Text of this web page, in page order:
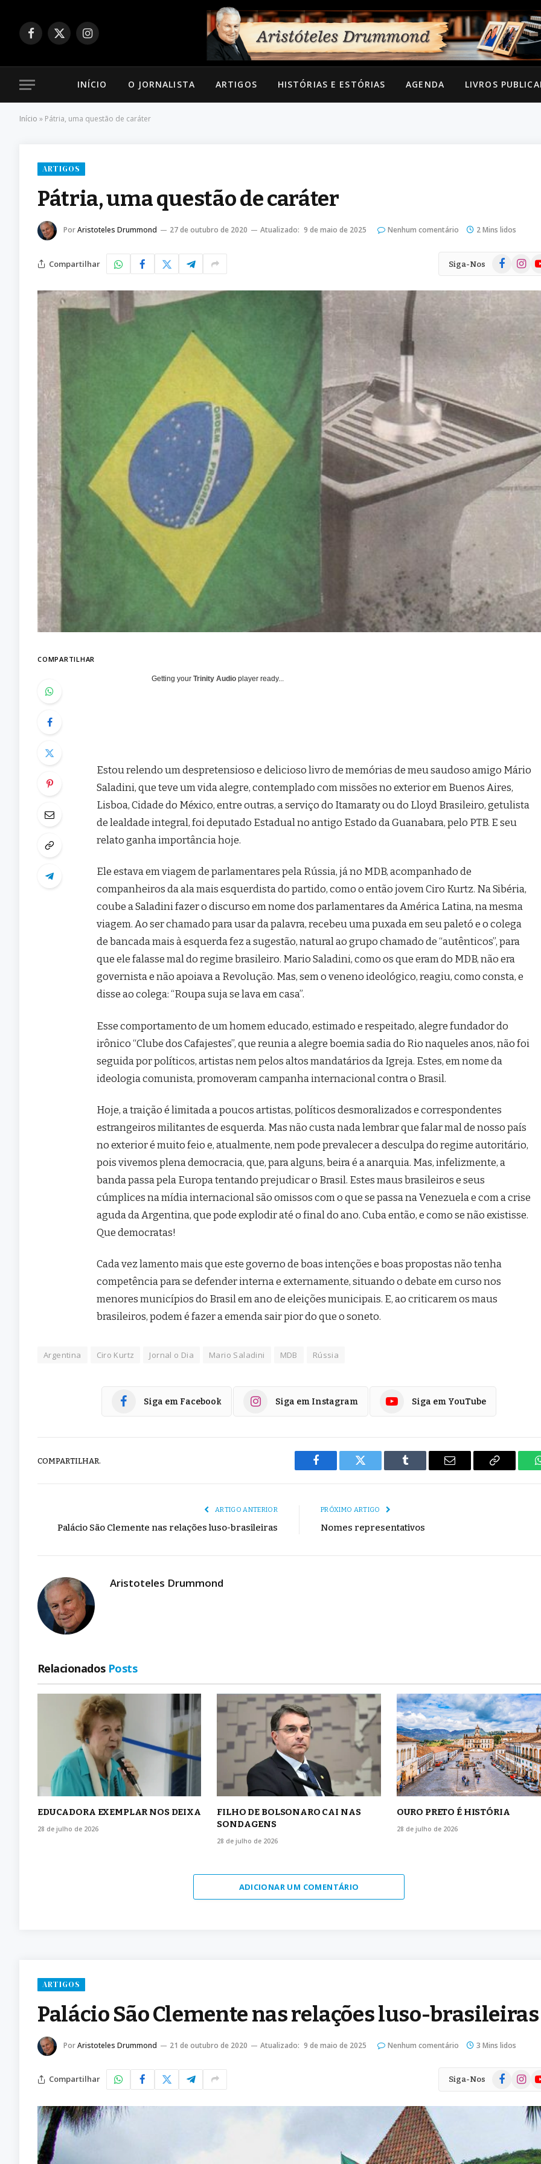
Facebook
X
Instagram
INÍCIO O JORNALISTA ARTIGOS HISTÓRIAS E ESTÓRIAS AGENDA LIVROS
Início » Pátria, uma questão de caráter
ARTIGOS
Pátria, uma questão de caráter
PorAristoteles Drummond 27 de outubro de 2020 Atualizado: 9 de maio de 2025 Nenhum comentário 2 Mins lidos
Compartilhar Siga-Nos Facebook
COMPARTILHAR
Getting yourTrinity Audio player ready...
Estou relendo um despretensioso e delicioso livro de memórias de meu saudoso amigo Mário
Saladini, que teve um vida alegre, contemplado com missões no exterior em Buenos Aires,
Lisboa, Cidade do México, entre outras, a serviço do Itamaraty ou do Lloyd Brasileiro, getulista
de lealdade integral, foi deputado Estadual no antigo Estado da Guanabara, pelo PTB. E seu
relato ganha importância hoje.
Ele estava em viagem de parlamentares pela Rússia, já no MDB, acompanhado de
companheiros da ala mais esquerdista do partido, como o então jovem Ciro Kurtz. Na Sibéria,
coube a Saladini fazer o discurso em nome dos parlamentares da América Latina, na mesma
viagem. Ao ser chamado para usar da palavra, recebeu uma puxada em seu paletó e o colega
de bancada mais à esquerda fez a sugestão, natural ao grupo chamado de “autênticos”, para
que ele falasse mal do regime brasileiro. Mario Saladini, como os que eram do MDB, não era
governista e não apoiava a Revolução. Mas, sem o veneno ideológico, reagiu, como consta, e
disse ao colega: “Roupa suja se lava em casa”.
Esse comportamento de um homem educado, estimado e respeitado, alegre fundador do
irônico “Clube dos Cafajestes”, que reunia a alegre boemia sadia do Rio naqueles anos, não foi
seguida por políticos, artistas nem pelos altos mandatários da Igreja. Estes, em nome da
ideologia comunista, promoveram campanha internacional contra o Brasil.
Hoje, a traição é limitada a poucos artistas, políticos desmoralizados e correspondentes
estrangeiros militantes de esquerda. Mas não custa nada lembrar que falar mal de nosso país
no exterior é muito feio e, atualmente, nem pode prevalecer a desculpa do regime autoritário,
pois vivemos plena democracia, que, para alguns, beira é a anarquia. Mas, infelizmente, a
banda passa pela Europa tentando prejudicar o Brasil. Estes maus brasileiros e seus
cúmplices na mídia internacional são omissos com o que se passa na Venezuela e com a crise
aguda da Argentina, que pode explodir até o final do ano. Cuba então, e como se não existisse.
Que democratas!
Cada vez lamento mais que este governo de boas intenções e boas propostas não tenha
competência para se defender interna e externamente, situando o debate em curso nos
menores municípios do Brasil em ano de eleições municipais. E, ao criticarem os maus
brasileiros, podem é fazer a emenda sair pior do que o soneto.
Argentina Ciro Kurtz Jornal o Dia Mario Saladini MDB Rússia
Siga em Facebook Siga em Instagram Siga em YouTube
COMPARTILHAR.
Facebook Twitter Tumblr
E-
Copiar
ARTIGO ANTERIOR
Palácio São Clemente nas relações luso-brasileiras
PRÓXIMO ARTIGO
Nomes representativos
Aristoteles Drummond
Relacionados Posts
EDUCADORA EXEMPLAR NOS DEIXA
28 de julho de 2026
FILHO DE BOLSONARO CAI NAS
SONDAGENS
28 de julho de 2026
OURO PRETO É HISTÓRIA
28 de julho de 2026
ADICIONAR UM COMENTÁRIO
ARTIGOS
Palácio São Clemente nas relações luso-brasileiras
PorAristoteles Drummond 21 de outubro de 2020 Atualizado: 9 de maio de 2025 Nenhum comentário 3 Mins lidos
Compartilhar Siga-Nos Facebook